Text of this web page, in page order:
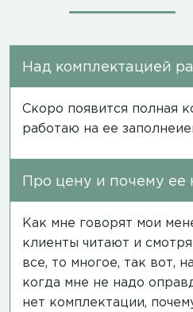
Над комплектацией
Скоро появится полная
работаю на ее
Про цену и почему ее
Как мне говорят мои
клиенты читают и
все, то многое, так вот,
когда мне не надо
нет комплектации,